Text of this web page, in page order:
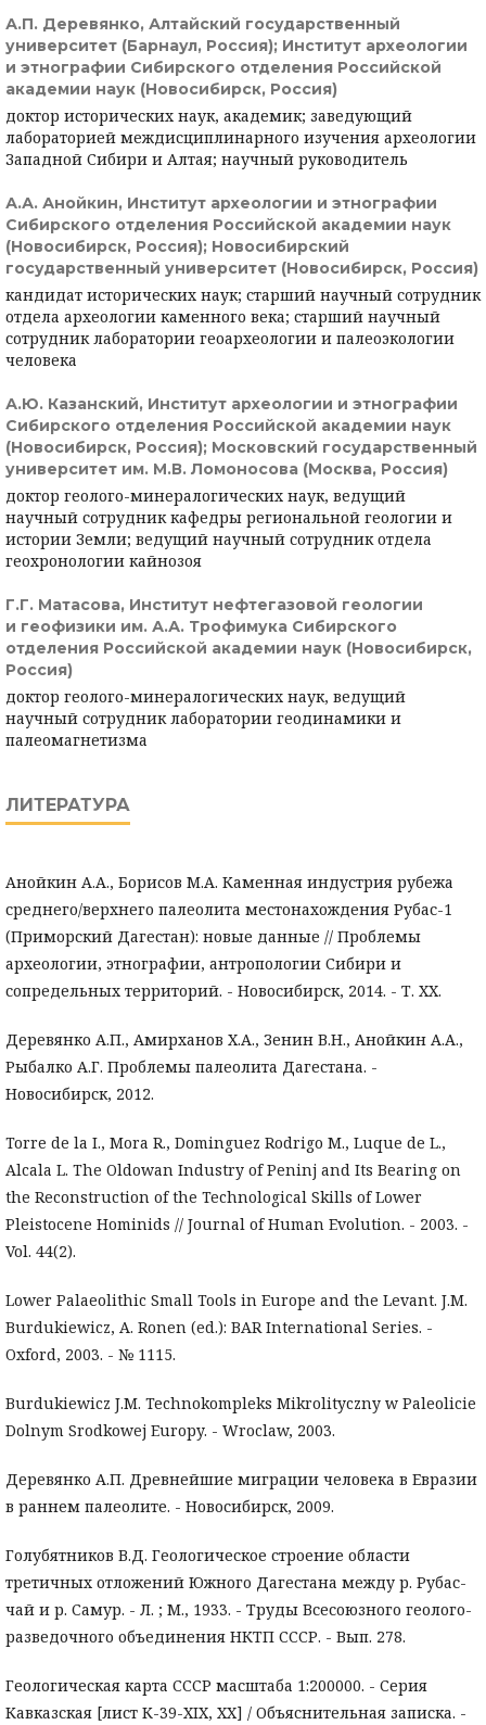
А.П. Деревянко, Алтайский государственный
университет (Барнаул, Россия); Институт археологии
и этнографии Сибирского отделения Российской
академии наук (Новосибирск, Россия)
доктор исторических наук, академик; заведующий
лабораторией междисциплинарного изучения археологии
Западной Сибири и Алтая; научный руководитель
А.А. Анойкин, Институт археологии и этнографии
Сибирского отделения Российской академии наук
(Новосибирск, Россия); Новосибирский
государственный университет (Новосибирск, Россия)
кандидат исторических наук; старший научный сотрудник
отдела археологии каменного века; старший научный
сотрудник лаборатории геоархеологии и палеоэкологии
человека
А.Ю. Казанский, Институт археологии и этнографии
Сибирского отделения Российской академии наук
(Новосибирск, Россия); Московский государственный
университет им. М.В. Ломоносова (Москва, Россия)
доктор геолого-минералогических наук, ведущий
научный сотрудник кафедры региональной геологии и
истории Земли; ведущий научный сотрудник отдела
геохронологии кайнозоя
Г.Г. Матасова, Институт нефтегазовой геологии
и геофизики им. А.А. Трофимука Сибирского
отделения Российской академии наук (Новосибирск,
Россия)
доктор геолого-минералогических наук, ведущий
научный сотрудник лаборатории геодинамики и
палеомагнетизма
ЛИТЕРАТУРА
Анойкин А.А., Борисов М.А. Каменная индустрия рубежа
среднего/верхнего палеолита местонахождения Рубас-1
(Приморский Дагестан): новые данные // Проблемы
археологии, этнографии, антропологии Сибири и
сопредельных территорий. - Новосибирск, 2014. - Т. XX.
Деревянко А.П., Амирханов Х.А., Зенин В.Н., Анойкин А.А.,
Рыбалко А.Г. Проблемы палеолита Дагестана. -
Новосибирск, 2012.
Torre de la I., Mora R., Dominguez Rodrigo M., Luque de L.,
Alcala L. The Oldowan Industry of Peninj and Its Bearing on
the Reconstruction of the Technological Skills of Lower
Pleistocene Hominids // Journal of Human Evolution. - 2003. -
Vol. 44(2).
Lower Palaeolithic Small Tools in Europe and the Levant. J.M.
Burdukiewicz, A. Ronen (ed.): BAR International Series. -
Oxford, 2003. - № 1115.
Burdukiewicz J.M. Technokompleks Mikrolityczny w Paleolicie
Dolnym Srodkowej Europy. - Wroclaw, 2003.
Деревянко А.П. Древнейшие миграции человека в Евразии
в раннем палеолите. - Новосибирск, 2009.
Голубятников В.Д. Геологическое строение области
третичных отложений Южного Дагестана между р. Рубас-
чай и р. Самур. - Л. ; М., 1933. - Труды Всесоюзного геолого-
разведочного объединения НКТП СССР. - Вып. 278.
Геологическая карта СССР масштаба 1:200000. - Серия
Кавказская [лист К-39-XIX, XX] / Объяснительная записка. -